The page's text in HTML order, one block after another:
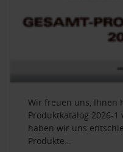
Wir freuen uns, Ihnen
Produktkatalog 2026-
haben wir uns
Produkte…